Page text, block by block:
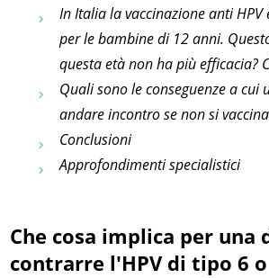
In Italia la vaccinazione anti
per le bambine di 12 anni.
questa età non ha più efficacia?
Quali sono le conseguenze a cui
andare incontro se non si
Conclusioni
Approfondimenti specialistici
Che cosa implica per una
contrarre l'HPV di tipo 6 o